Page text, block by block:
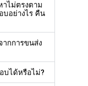
าไม่ตรงตาม
บอย่างไร คืน
ากการขนส่ง
บได้หรือไม่?